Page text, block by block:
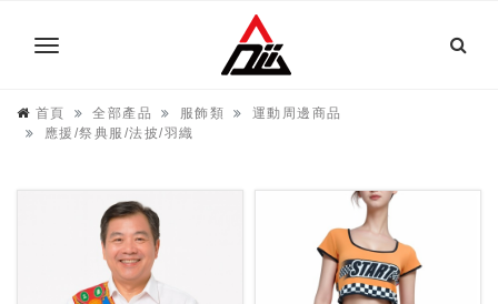
首頁 全部產品 服飾類
運動周邊商品
應援/祭典服/法披/羽織